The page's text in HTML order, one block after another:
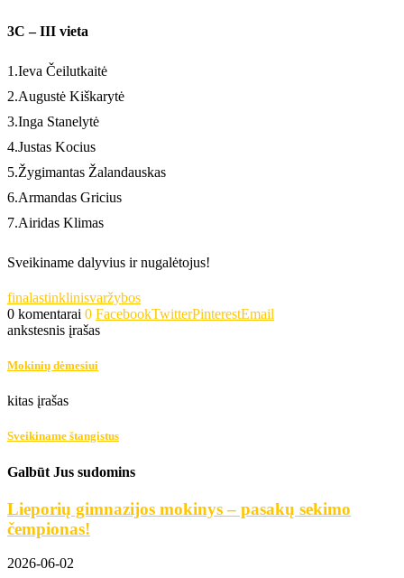
3C – III vieta
1.Ieva Čeilutkaitė
2.Augustė Kiškarytė
3.Inga Stanelytė
4.Justas Kocius
5.Žygimantas Žalandauskas
6.Armandas Gricius
7.Airidas Klimas
Sveikiname dalyvius ir nugalėtojus!
finalastinklinisvaržybos
0 komentarai 0 FacebookTwitterPinterestEmail
ankstesnis įrašas
Mokinių dėmesiui
kitas įrašas
Sveikiname štangistus
Galbūt Jus sudomins
Lieporių gimnazijos mokinys – pasakų sekimo
čempionas!
2026-06-02